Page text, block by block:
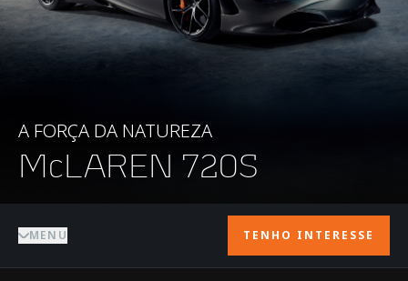
A FORÇA DA NATUREZA
McLAREN 720S
MENU TENHO INTERESSE